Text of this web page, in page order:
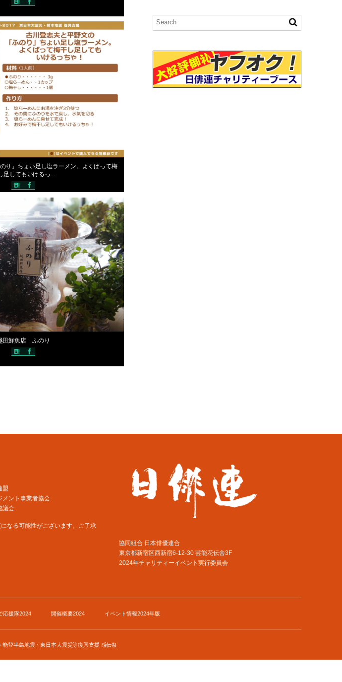
り」ちょい足し塩ラーメン。よくばって梅
足してもいけるっ...
編集スタッフ Ｎ
田鮮魚店 ふのり
編集スタッフ Ｎ
盟
メント事業者協会
議会
なる可能性がございます。ご了承
協同組合 日本俳優連合
東京都新宿区西新宿6-12-30 芸能花伝舎3F
2024年チャリティーイベント実行委員会
応援隊2024 開催概要2024 イベント情報2024年版
能登半島地震・東日本大震災等復興支援 感伝祭